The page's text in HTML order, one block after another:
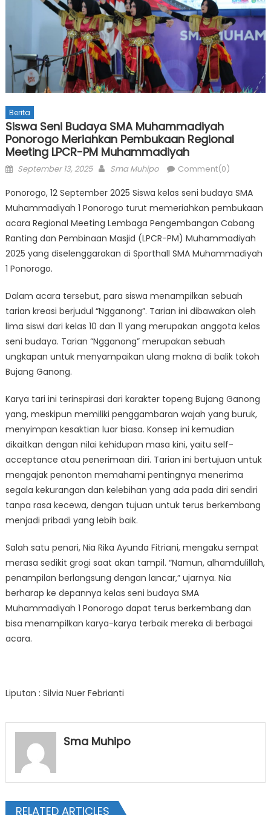
Berita
Siswa Seni Budaya SMA Muhammadiyah
Ponorogo Meriahkan Pembukaan Regional
Meeting LPCR-PM Muhammadiyah
Posted
September 13, 2025 Author
Sma Muhipo Comment(0)
Ponorogo, 12 September 2025 Siswa kelas seni budaya SMA
Muhammadiyah 1 Ponorogo turut memeriahkan pembukaan
acara Regional Meeting Lembaga Pengembangan Cabang
Ranting dan Pembinaan Masjid (LPCR-PM) Muhammadiyah
2025 yang diselenggarakan di Sporthall SMA Muhammadiyah
1 Ponorogo.
Dalam acara tersebut, para siswa menampilkan sebuah
tarian kreasi berjudul “Ngganong”. Tarian ini dibawakan oleh
lima siswi dari kelas 10 dan 11 yang merupakan anggota kelas
seni budaya. Tarian “Ngganong” merupakan sebuah
ungkapan untuk menyampaikan ulang makna di balik tokoh
Bujang Ganong.
Karya tari ini terinspirasi dari karakter topeng Bujang Ganong
yang, meskipun memiliki penggambaran wajah yang buruk,
menyimpan kesaktian luar biasa. Konsep ini kemudian
dikaitkan dengan nilai kehidupan masa kini, yaitu self-
acceptance atau penerimaan diri. Tarian ini bertujuan untuk
mengajak penonton memahami pentingnya menerima
segala kekurangan dan kelebihan yang ada pada diri sendiri
tanpa rasa kecewa, dengan tujuan untuk terus berkembang
menjadi pribadi yang lebih baik.
Salah satu penari, Nia Rika Ayunda Fitriani, mengaku sempat
merasa sedikit grogi saat akan tampil. “Namun, alhamdulillah,
penampilan berlangsung dengan lancar,” ujarnya. Nia
berharap ke depannya kelas seni budaya SMA
Muhammadiyah 1 Ponorogo dapat terus berkembang dan
bisa menampilkan karya-karya terbaik mereka di berbagai
acara.
Liputan : Silvia Nuer Febrianti
Sma Muhipo
RELATED ARTICLES